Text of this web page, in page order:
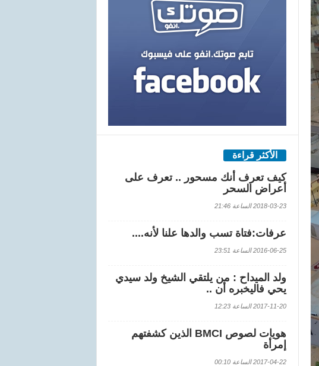
الأكثر قراءة
كيف تعرف أنك مسحور .. تعرف على
أعراض السحر
2018-03-23 الساعة 21:46
عرفات:فتاة تسب والدها علنا لأنه....
2016-06-25 الساعة 23:51
ولد الميداح : من يلتقي الشيخ ولد سيدي
يحي فاليخبره أن ..
2017-11-20 الساعة 12:23
هويات لصوص BMCI الذين كشفتهم
إمرأة
2017-04-22 الساعة 00:10